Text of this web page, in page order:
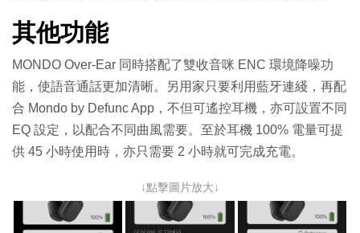
其他功能
MONDO Over-Ear 同時搭配了雙收音咪 ENC 環境降噪功
能，使語音通話更加清晰。另用家只要利用藍牙連綫，再配
合 Mondo by Defunc App，不但可遙控耳機，亦可設置不同
EQ 設定，以配合不同曲風需要。至於耳機 100% 電量可提
供 45 小時使用時，亦只需要 2 小時就可完成充電。
↓點擊圖片放大↓